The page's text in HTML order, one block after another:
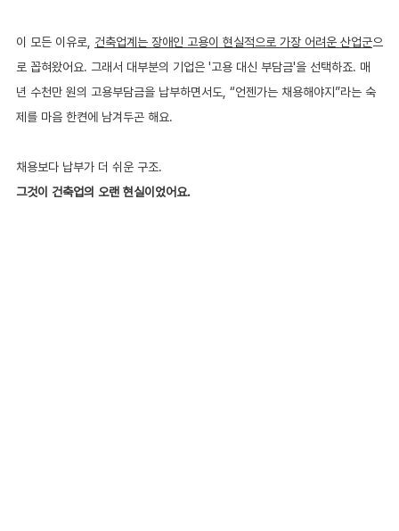
이 모든 이유로, 건축업계는 장애인 고용이 현실적으로 가장 어려운 산업군으
로 꼽혀왔어요. 그래서 대부분의 기업은 '고용 대신 부담금'을 선택하죠. 매
년 수천만 원의 고용부담금을 납부하면서도, “언젠가는 채용해야지”라는 숙
제를 마음 한켠에 남겨두곤 해요.
채용보다 납부가 더 쉬운 구조.
그것이 건축업의 오랜 현실이었어요.